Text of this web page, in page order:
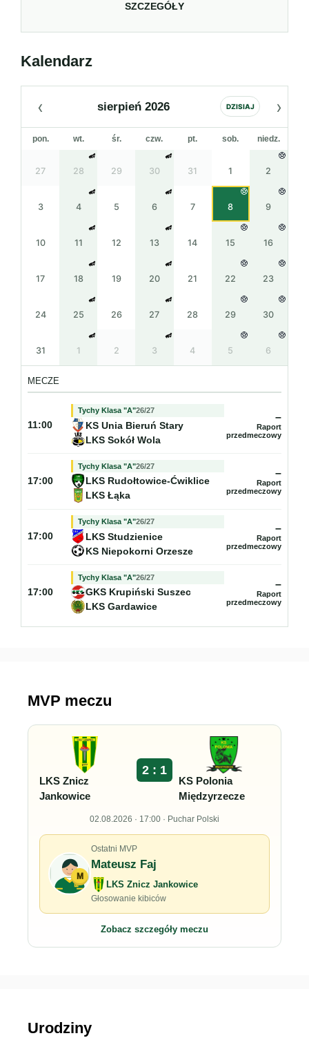
SZCZEGÓŁY
Kalendarz
‹ sierpień 2026 DZISIAJ ›
pon. wt. śr. czw. pt. sob. niedz.
27 28 29 30 31 1 2
3 4 5 6 7 8 9
10 11 12 13 14 15 16
17 18 19 20 21 22 23
24 25 26 27 28 29 30
31 1 2 3 4 5 6
MECZE
11:00
Tychy Klasa "A"26/27
KS Unia Bieruń Stary
LKS Sokół Wola
–
Raport
przedmeczowy
17:00
Tychy Klasa "A"26/27
LKS Rudołtowice-Ćwiklice
LKS Łąka
–
Raport
przedmeczowy
17:00
Tychy Klasa "A"26/27
LKS Studzienice
KS Niepokorni Orzesze
–
Raport
przedmeczowy
17:00
Tychy Klasa "A"26/27
GKS Krupiński Suszec
LKS Gardawice
–
Raport
przedmeczowy
MVP meczu
LKS Znicz
Jankowice
2 : 1
KS Polonia
Międzyrzecze
02.08.2026 · 17:00 · Puchar Polski
M
Ostatni MVP
Mateusz Faj
LKS Znicz Jankowice
Głosowanie kibiców
Zobacz szczegóły meczu
Urodziny